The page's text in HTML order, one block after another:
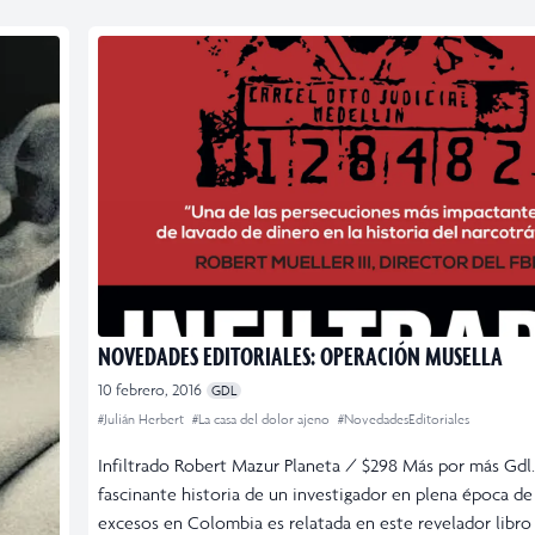
NOVEDADES EDITORIALES: OPERACIÓN MUSELLA
10 febrero, 2016 GDL
#Julián Herbert #La casa del dolor ajeno #NovedadesEditoriales
Infiltrado Robert Mazur Planeta / $298 Más por más
fascinante historia de un investigador en plena época
excesos en Colombia es relatada en este revelador